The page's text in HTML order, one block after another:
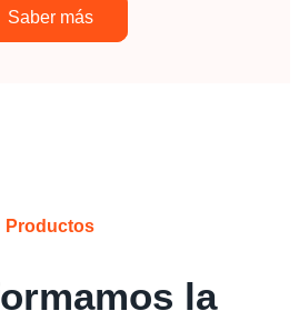
Saber más
Productos
la